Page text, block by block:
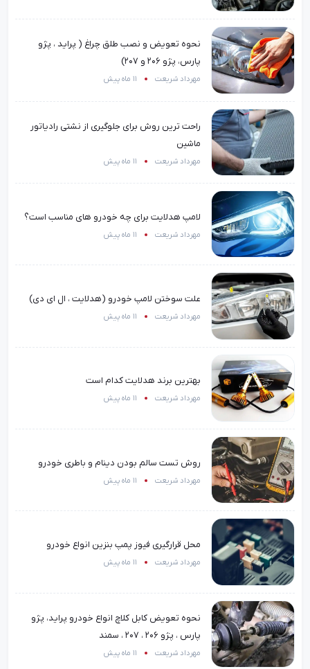
نحوه تعویض و نصب طلق چراغ ( پراید ، پژو
پارس، پژو 206 و 207)
مهرداد شریعت 11 ماه پیش
راحت ترین روش برای جلوگیری از نشتی رادیاتور
ماشین
مهرداد شریعت 11 ماه پیش
لامپ هدلایت برای چه خودرو های مناسب است؟
مهرداد شریعت 11 ماه پیش
علت سوختن لامپ خودرو (هدلایت ، ال ای دی)
مهرداد شریعت 11 ماه پیش
بهترین برند هدلایت کدام است
مهرداد شریعت 11 ماه پیش
روش تست سالم بودن دینام و باطری خودرو
مهرداد شریعت 11 ماه پیش
محل قرارگیری فیوز پمپ بنزین انواع خودرو
مهرداد شریعت 11 ماه پیش
نحوه تعویض کابل کلاچ انواع خودرو پراید، پژو
پارس ، پژو 206 ، 207 ، سمند
مهرداد شریعت 11 ماه پیش